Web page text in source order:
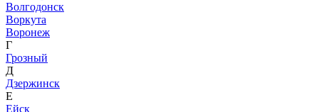
Волгодонск
Воркута
Воронеж
Г
Грозный
Д
Дзержинск
Е
Ейск